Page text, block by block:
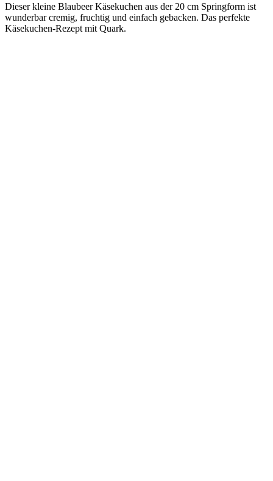
Dieser kleine Blaubeer Käsekuchen aus der 20 cm Springform ist
wunderbar cremig, fruchtig und einfach gebacken. Das perfekte
Käsekuchen-Rezept mit Quark.